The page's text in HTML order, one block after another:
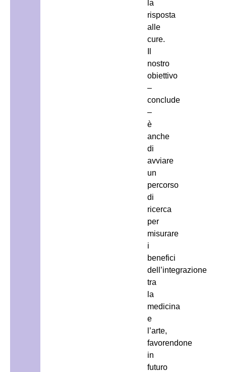
la
risposta
alle
cure.
nostro
obiettivo
–
conclude
–
è
anche
di
avviare
un
percorso
di
ricerca
per
misurare
i
benefici
dell’integrazione
tra
la
medicina
e
l’arte,
favorendone
in
futuro